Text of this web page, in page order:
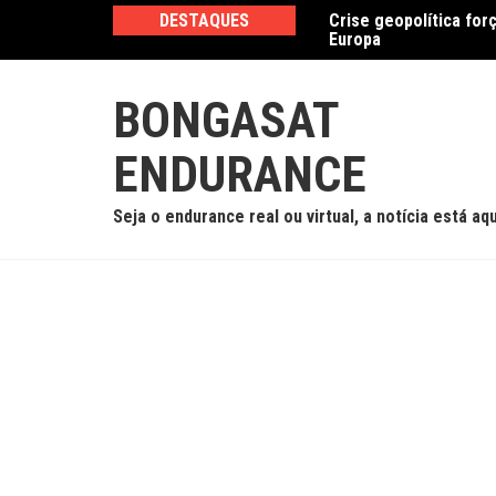
o
DESTAQUES
Crise geopolítica
Europa
Cadillac, em parceria
caótica em Road
BONGASAT
ENDURANCE
Seja o endurance real ou virtual, a notícia está